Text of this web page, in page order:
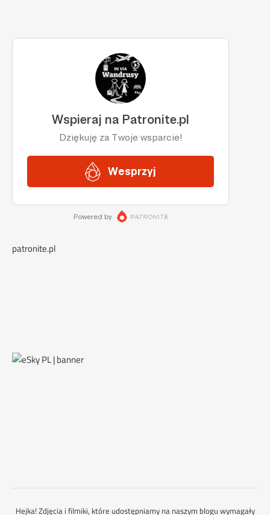
patronite.pl
Hejka! Zdjęcia i filmiki, które udostępniamy na naszym blogu wymagały